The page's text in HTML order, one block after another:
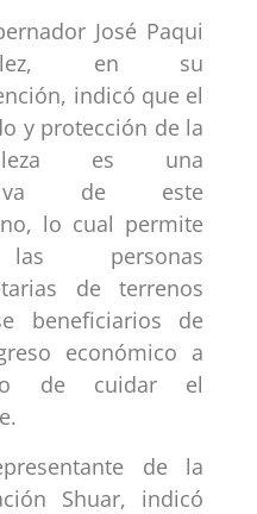
José Paqui
en su
indicó que el
y protección de la
es una
de este
lo cual permite
personas
de terrenos
beneficiarios de
económico a
de cuidar el
de la
Shuar, indicó